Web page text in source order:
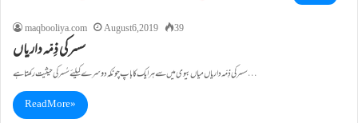
maqbooliya.com
August 6, 2019 39
سسر کی ذِمّہ داریاں
سسر کی ذِمّہ داریاں میاں بیوی میں سے ہر ایک کا باپ چونکہ دوسرے کیلئے سُسر کی حیثیّت رکھتا ہے…
Read More »